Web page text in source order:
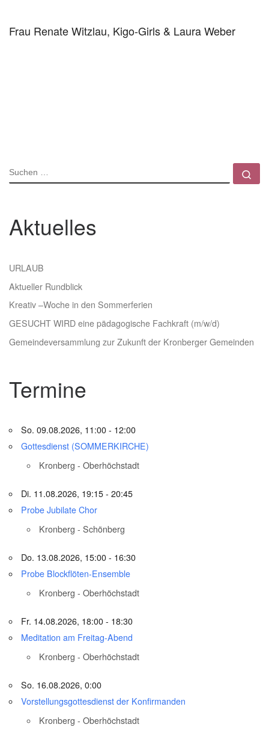
Frau Renate Witzlau, Kigo-Girls & Laura Weber
SUCHE
Aktuelles
URLAUB
Aktueller Rundblick
Kreativ –Woche in den Sommerferien
GESUCHT WIRD eine pädagogische Fachkraft (m/w/d)
Gemeindeversammlung zur Zukunft der Kronberger Gemeinden
Termine
So. 09.08.2026, 11:00 - 12:00
Gottesdienst (SOMMERKIRCHE)
Kronberg - Oberhöchstadt
Di. 11.08.2026, 19:15 - 20:45
Probe Jubilate Chor
Kronberg - Schönberg
Do. 13.08.2026, 15:00 - 16:30
Probe Blockflöten-Ensemble
Kronberg - Oberhöchstadt
Fr. 14.08.2026, 18:00 - 18:30
Meditation am Freitag-Abend
Kronberg - Oberhöchstadt
So. 16.08.2026, 0:00
Vorstellungsgottesdienst der Konfirmanden
Kronberg - Oberhöchstadt